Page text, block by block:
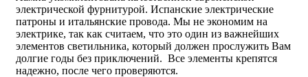
электрической фурнитурой. Испанские электрические
патроны и итальянские провода. Мы не экономим на
электрике, так как считаем, что это один из важнейших
элементов светильника, который должен прослужить Вам
долгие годы без приключений. Все элементы крепятся
надежно, после чего проверяются.